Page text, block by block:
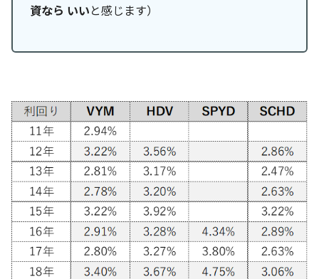
資なら いいと感じます）